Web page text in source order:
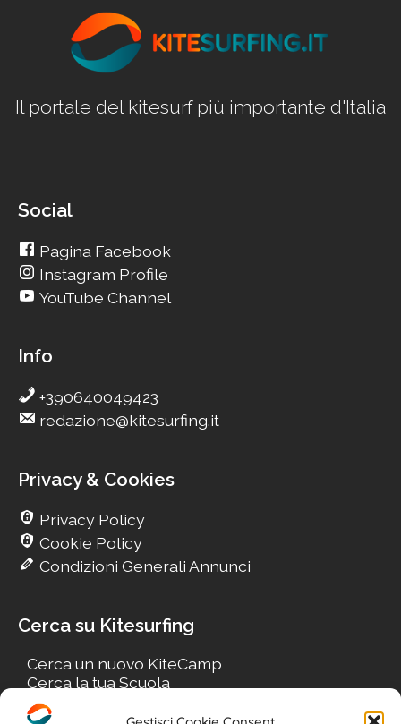
Il portale del kitesurf più importante d'Italia
Social
Pagina Facebook
Instagram Profile
YouTube Channel
Info
+390640049423
redazione@kitesurfing.it
Privacy & Cookies
Privacy Policy
Cookie Policy
Condizioni Generali Annunci
Cerca su Kitesurfing
Cerca un nuovo KiteCamp
Cerca la tua Scuola
Cerca il tuo KiteSpot
Cerca Accommodation